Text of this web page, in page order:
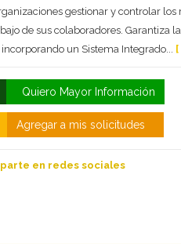
gestionar y controlar
de sus colaboradores. Garantiza
incorporando un Sistema Integrado...
Quiero Mayor Información
Agregar a mis solicitudes
en redes sociales